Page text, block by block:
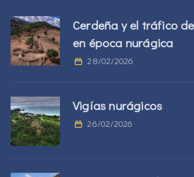
Cerdeña y el tráfico
en época nurágica
28/02/2026
Vigías nurágicos
26/02/2026